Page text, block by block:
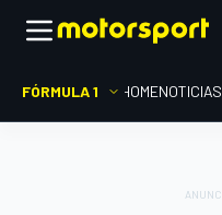
FÓRMULA 1 HOMENOTICIAS